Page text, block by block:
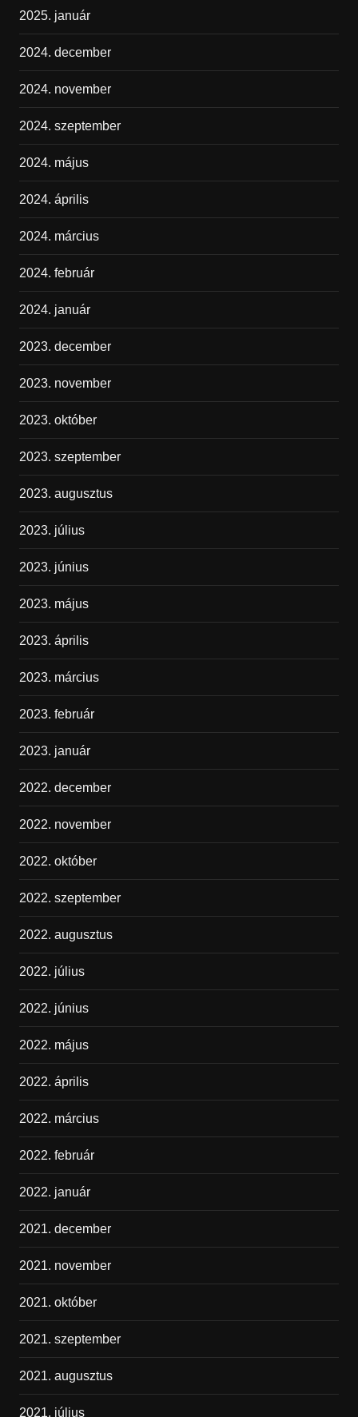
2025. január
2024. december
2024. november
2024. szeptember
2024. május
2024. április
2024. március
2024. február
2024. január
2023. december
2023. november
2023. október
2023. szeptember
2023. augusztus
2023. július
2023. június
2023. május
2023. április
2023. március
2023. február
2023. január
2022. december
2022. november
2022. október
2022. szeptember
2022. augusztus
2022. július
2022. június
2022. május
2022. április
2022. március
2022. február
2022. január
2021. december
2021. november
2021. október
2021. szeptember
2021. augusztus
2021. július